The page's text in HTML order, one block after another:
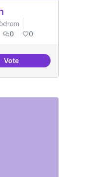
0 0
VoteCursos de podcast i twitch